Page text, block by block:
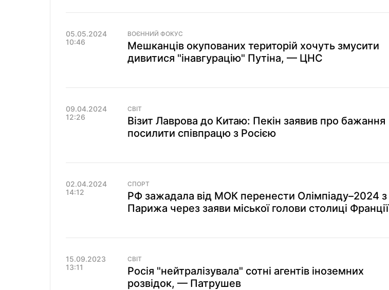
05.05.2024
10:46
ВОЄННИЙ ФОКУС
Мешканців окупованих територій хочуть змусити
дивитися "інавгурацію" Путіна, — ЦНС
09.04.2024
12:26
СВІТ
Візит Лаврова до Китаю: Пекін заявив про бажання
посилити співпрацю з Росією
02.04.2024
14:12
СПОРТ
РФ зажадала від МОК перенести Олімпіаду–2024 з
Парижа через заяви міської голови столиці Франції
15.09.2023
13:11
СВІТ
Росія "нейтралізувала" сотні агентів іноземних
розвідок, — Патрушев